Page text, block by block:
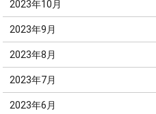
2023年10月
2023年9月
2023年8月
2023年7月
2023年6月